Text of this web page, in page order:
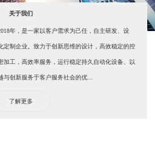
关于我们
年，是一家以客户需求为己任，自主研发、设
定制企业。致力于创新思维的设计，高效稳定的控
加工，高效率服务，运行稳定持久自动化设备、以
与创新服务于客户服务社会的优...
了解更多